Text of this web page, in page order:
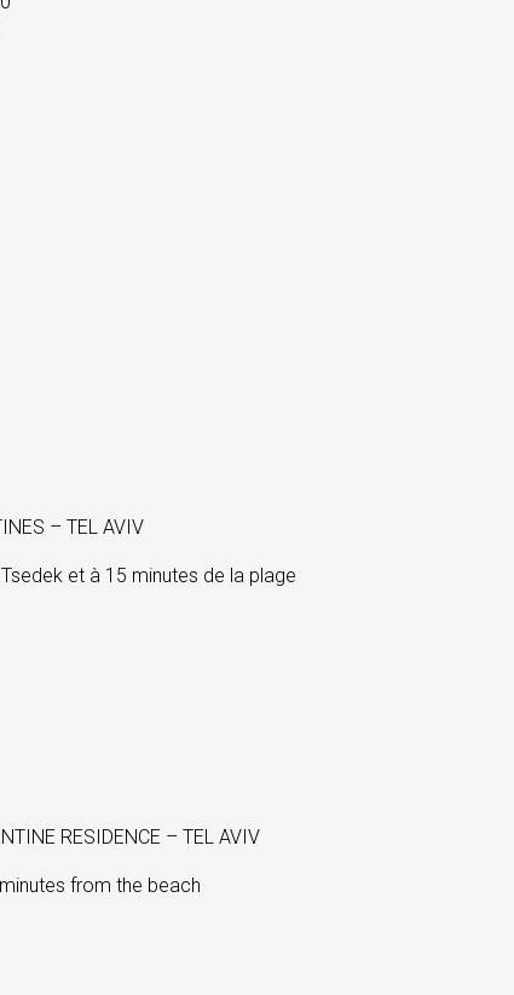
– TEL AVIV
et à 15 minutes de la plage
RESIDENCE – TEL AVIV
from the beach